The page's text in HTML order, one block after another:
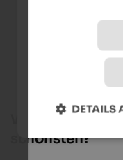
Wo ist es in
schönsten?
DETAILS